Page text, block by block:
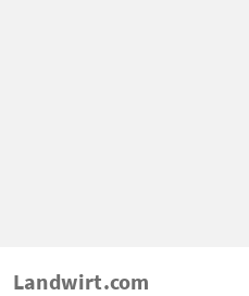
Landwirt.com